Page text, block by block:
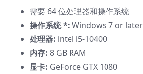
需要 64 位处理器和操作系统
操作系统 *: Windows 7 or later
处理器: intel i5-10400
内存: 8 GB RAM
显卡: GeForce GTX 1080